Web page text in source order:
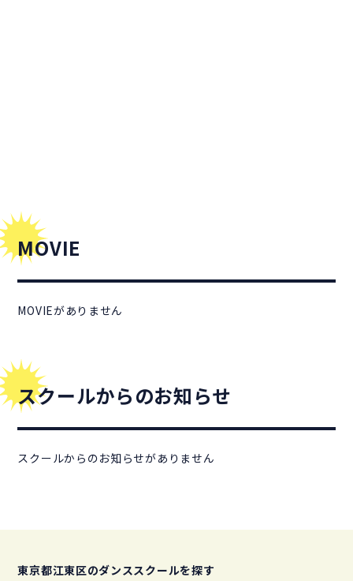
MOVIE
MOVIEがありません
スクールからのお知らせ
スクールからのお知らせがありません
東京都江東区のダンススクールを探す